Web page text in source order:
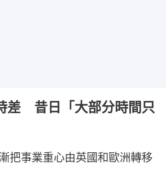
差 昔日「大部分時間只
把事業重心由英國和歐洲轉移